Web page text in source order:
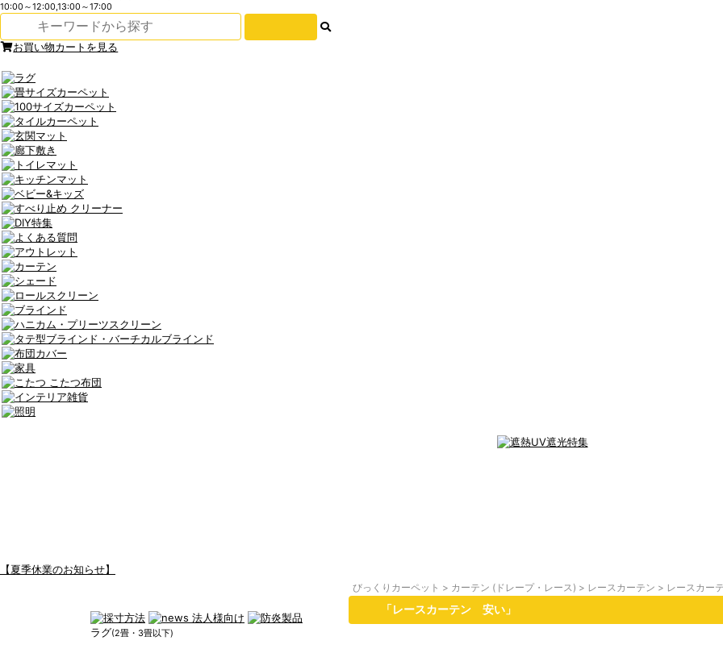
10:00～12:00,13:00～17:00
お買い物カートを見る
【夏季休業のお知らせ】
ラグ(2畳・3畳以下)
びっくりカーペット > カーテン (ドレープ・レース) > レースカーテン > レースカー
「レースカーテン 安い」